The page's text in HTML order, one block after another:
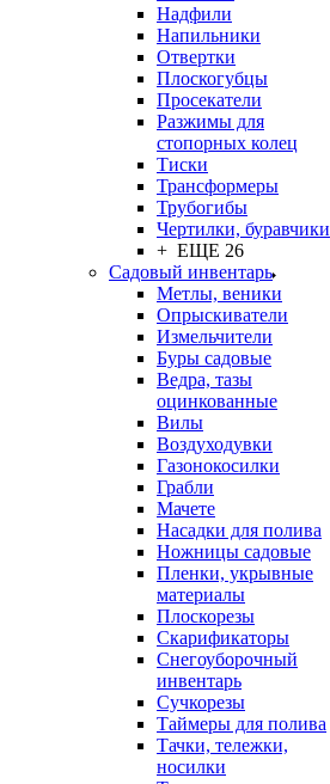
Надфили
Напильники
Отвертки
Плоскогубцы
Просекатели
Разжимы для
стопорных колец
Тиски
Трансформеры
Трубогибы
Чертилки, буравчики
+ ЕЩЕ 26
Садовый инвентарь
Метлы, веники
Опрыскиватели
Измельчители
Буры садовые
Ведра, тазы
оцинкованные
Вилы
Воздуходувки
Газонокосилки
Грабли
Мачете
Насадки для полива
Ножницы садовые
Пленки, укрывные
материалы
Плоскорезы
Скарификаторы
Снегоуборочный
инвентарь
Сучкорезы
Таймеры для полива
Тачки, тележки,
носилки